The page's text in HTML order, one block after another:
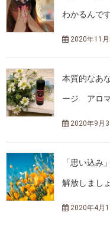
わかるんで
2020年11月
本質的なあ
ージ アロ
2020年9月3
「思い込み
解放しまし
2020年4月